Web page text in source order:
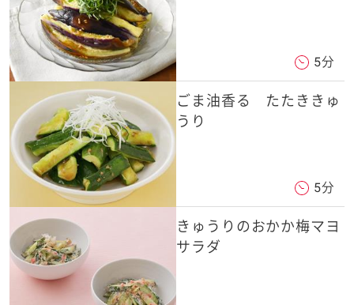
5分
ごま油香る たたききゅ
うり
5分
きゅうりのおかか梅マヨ
サラダ